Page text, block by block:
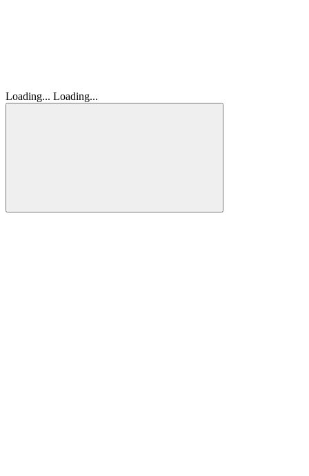
Loading... Loading...